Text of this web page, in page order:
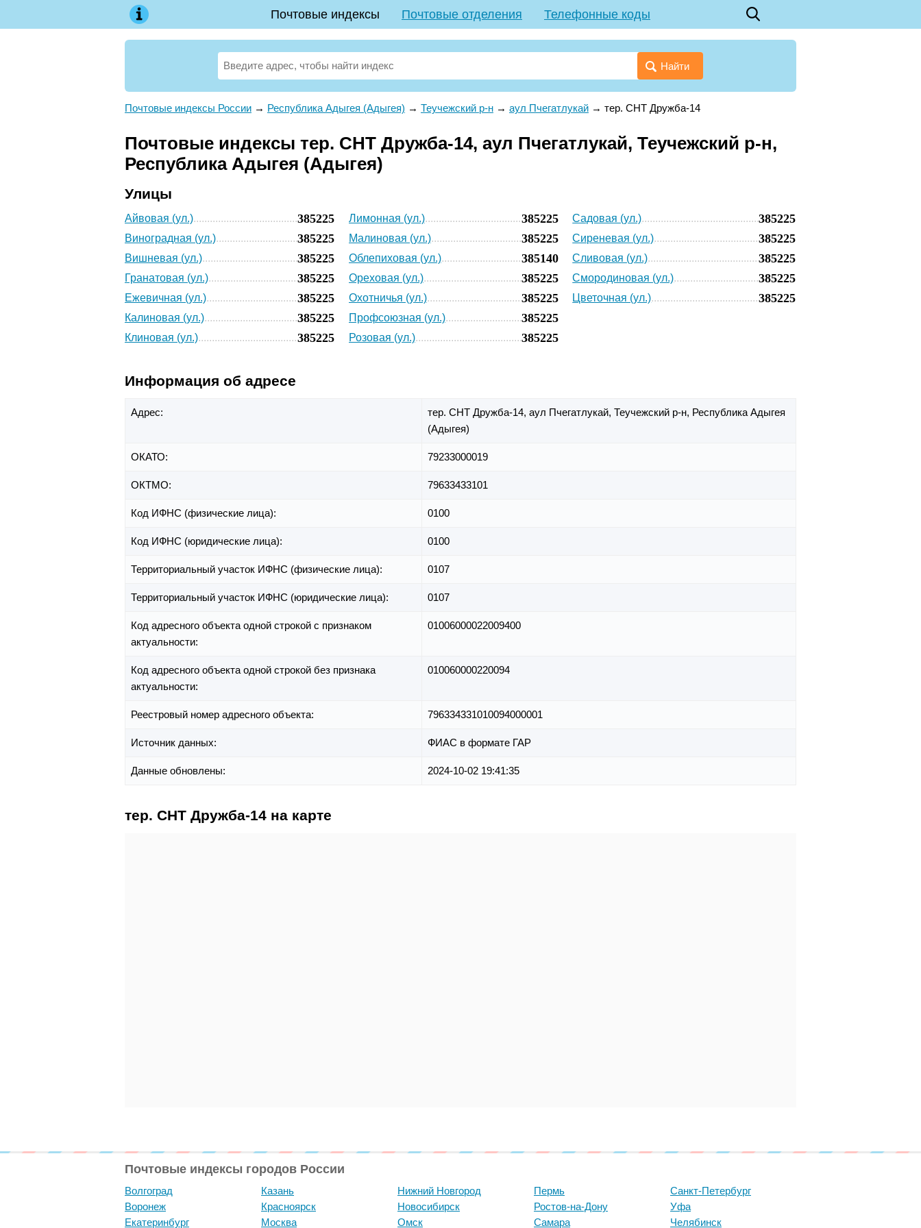
Почтовые индексы Почтовые отделения Телефонные коды
Найти
Почтовые индексы России → Республика Адыгея (Адыгея) → Теучежский р-н → аул Пчегатлукай → тер. СНТ Дружба-14
Почтовые индексы тер. СНТ Дружба-14, аул Пчегатлукай, Теучежский р-н,
Республика Адыгея (Адыгея)
Улицы
Айвовая (ул.) 385225
Виноградная (ул.) 385225
Вишневая (ул.) 385225
Гранатовая (ул.) 385225
Ежевичная (ул.) 385225
Калиновая (ул.) 385225
Клиновая (ул.) 385225
Лимонная (ул.) 385225
Малиновая (ул.) 385225
Облепиховая (ул.) 385140
Ореховая (ул.) 385225
Охотничья (ул.) 385225
Профсоюзная (ул.) 385225
Розовая (ул.) 385225
Садовая (ул.) 385225
Сиреневая (ул.) 385225
Сливовая (ул.) 385225
Смородиновая (ул.) 385225
Цветочная (ул.) 385225
Информация об адресе
Адрес: тер. СНТ Дружба-14, аул Пчегатлукай, Теучежский р-н, Республика Адыгея
(Адыгея)
ОКАТО: 79233000019
ОКТМО: 79633433101
Код ИФНС (физические лица): 0100
Код ИФНС (юридические лица): 0100
Территориальный участок ИФНС (физические лица): 0107
Территориальный участок ИФНС (юридические лица): 0107
Код адресного объекта одной строкой с признаком
актуальности:
01006000022009400
Код адресного объекта одной строкой без признака
актуальности:
010060000220094
Реестровый номер адресного объекта: 796334331010094000001
Источник данных: ФИАС в формате ГАР
Данные обновлены: 2024-10-02 19:41:35
тер. СНТ Дружба-14 на карте
Почтовые индексы городов России
Волгоград
Воронеж
Екатеринбург
Казань
Красноярск
Москва
Нижний Новгород
Новосибирск
Омск
Пермь
Ростов-на-Дону
Самара
Санкт-Петербург
Уфа
Челябинск